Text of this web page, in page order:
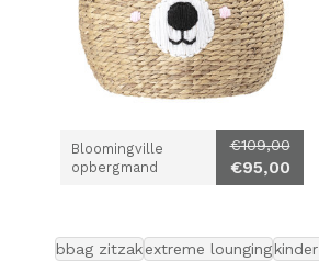
Bloomingville
opbergmand
€109,00
€95,00
bbag zitzakextreme lounging